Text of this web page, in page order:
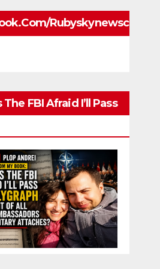
rubyskynewscom
The FBI Afraid I’ll Pass